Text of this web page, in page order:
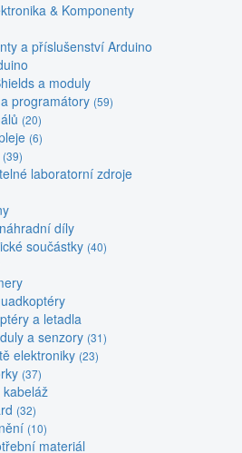
& Komponenty
a příslušenství Arduino
a moduly
programátory (59)
(20)
(6)
(39)
laboratorní zdroje
díly
součástky (40)
a letadla
a senzory (31)
elektroniky (23)
(37)
kabeláž
(32)
(10)
materiál